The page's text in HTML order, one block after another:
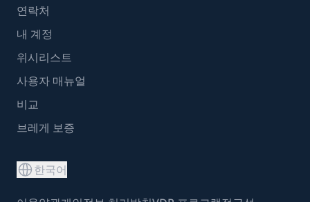
연락처
내 계정
위시리스트
사용자 매뉴얼
비교
브레게 보증
한국어